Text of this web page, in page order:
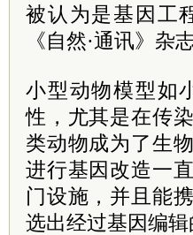
被认为是基因工
《自然·通讯》杂
小型动物模型如
性，尤其是在传
类动物成为了生
进行基因改造一
门设施，并且能
选出经过基因编辑